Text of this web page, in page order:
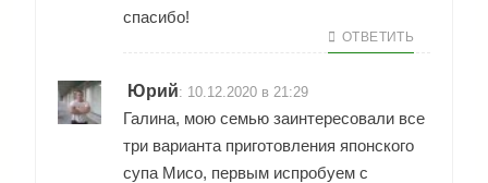
спасибо!
ОТВЕТИТЬ
Юрий: 10.12.2020 в 21:29
Галина, мою семью заинтересовали все
три варианта приготовления японского
супа Мисо, первым испробуем с